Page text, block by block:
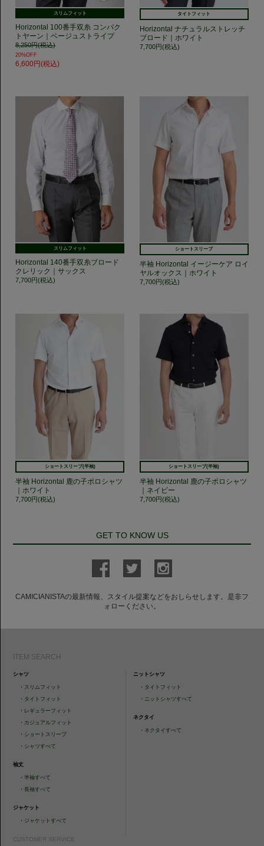
スリムフィット
Horizontal 100番手双糸 コンパク
トヤーン｜ベージュストライプ
8,250円(税込)
20%OFF
6,600円(税込)
タイトフィット
Horizontal ナチュラルストレッチ
ブロード｜ホワイト
7,700円(税込)
スリムフィット
Horizontal 140番手双糸ブロード
クレリック｜サックス
7,700円(税込)
ショートスリーブ
半袖 Horizontal イージーケア ロイ
ヤルオックス｜ホワイト
7,700円(税込)
ショートスリーブ(半袖)
半袖 Horizontal 鹿の子ポロシャツ
｜ホワイト
7,700円(税込)
ショートスリーブ(半袖)
半袖 Horizontal 鹿の子ポロシャツ
｜ネイビー
7,700円(税込)
GET TO KNOW US
CAMICIANISTAの最新情報、スタイル提案などをおしらせします。是非フ
ォローください。
ITEM SEARCH
シャツ
・ スリムフィット
・ タイトフィット
・ レギュラーフィット
・ カジュアルフィット
・ ショートスリーブ
・ シャツすべて
袖丈
・半袖すべて
・長袖すべて
ジャケット
・ ジャケットすべて
ニットシャツ
・ タイトフィット
・ ニットシャツすべて
ネクタイ
・ ネクタイすべて
CUSTOMER SERVICE